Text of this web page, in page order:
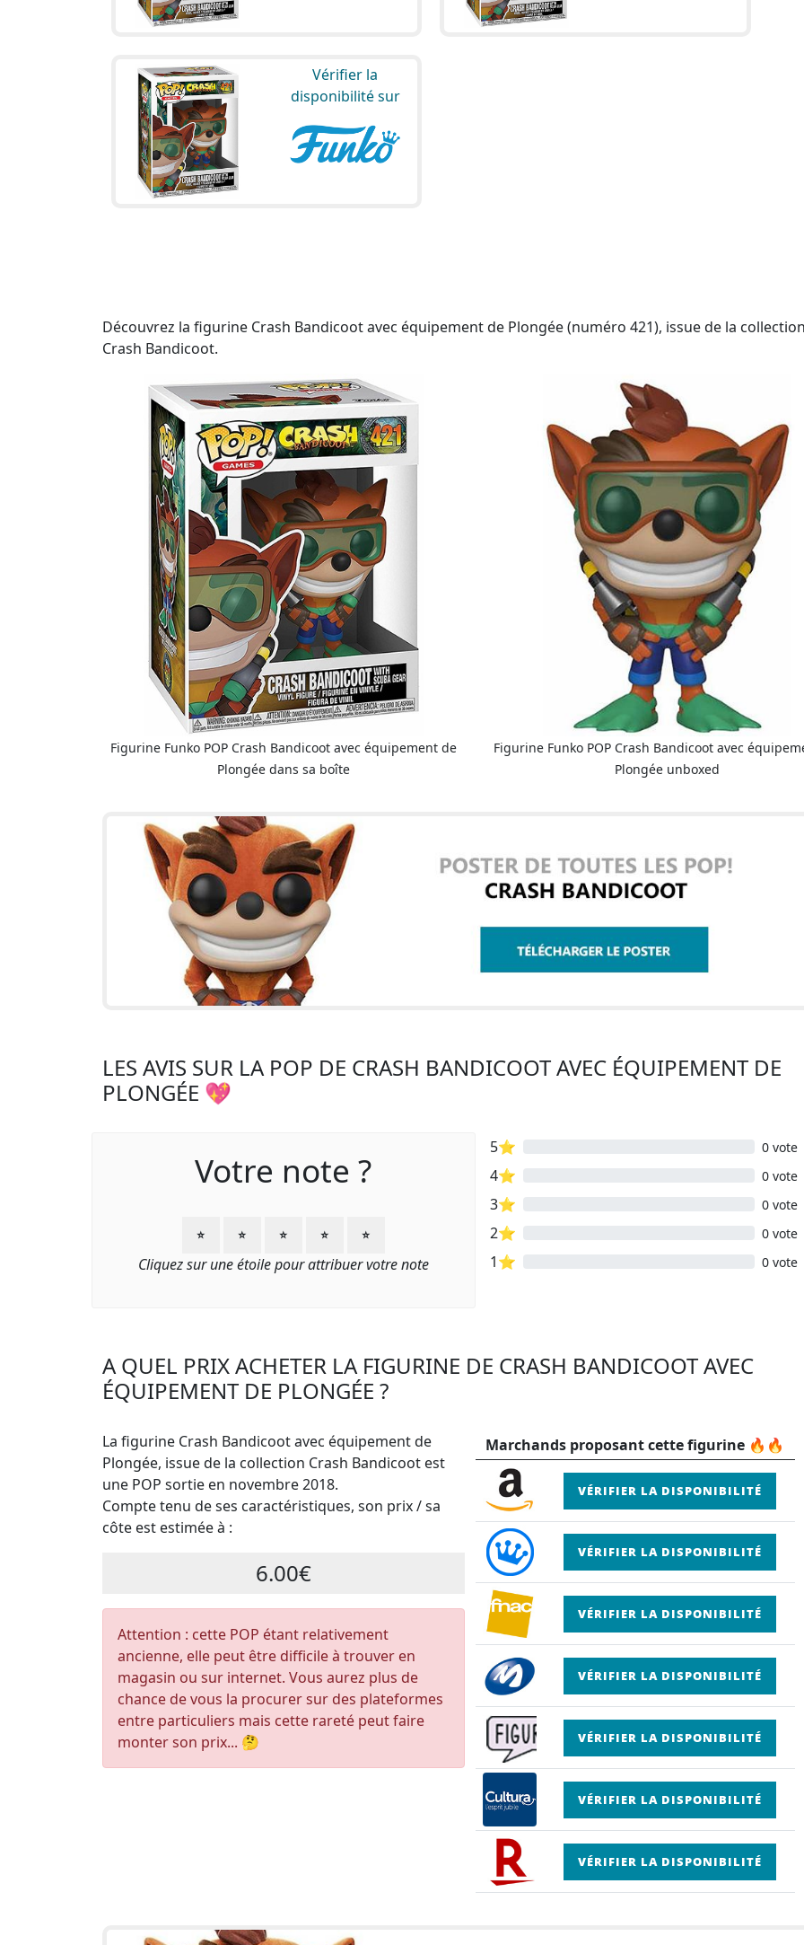
Vérifier la
disponibilité sur
Découvrez la figurine Crash Bandicoot avec équipement de Plongée (numéro 421), issue de la
Crash Bandicoot.
Figurine Funko POP Crash Bandicoot avec équipement de
Plongée dans sa boîte
Figurine Funko POP Crash Bandicoot avec
Plongée unboxed
LES AVIS SUR LA POP DE CRASH BANDICOOT AVEC ÉQUIPEMENT DE
PLONGÉE 💖
Votre note ?
⭐ ⭐ ⭐ ⭐ ⭐
Cliquez sur une étoile pour attribuer votre note
5⭐ 0 vote
4⭐ 0 vote
3⭐ 0 vote
2⭐ 0 vote
1⭐ 0 vote
A QUEL PRIX ACHETER LA FIGURINE DE CRASH BANDICOOT AVEC
ÉQUIPEMENT DE PLONGÉE ?
La figurine Crash Bandicoot avec équipement de
Plongée, issue de la collection Crash Bandicoot est
une POP sortie en novembre 2018.
Compte tenu de ses caractéristiques, son prix / sa
côte est estimée à :
6.00€
Attention : cette POP étant relativement
ancienne, elle peut être difficile à trouver en
magasin ou sur internet. Vous aurez plus de
chance de vous la procurer sur des plateformes
entre particuliers mais cette rareté peut faire
monter son prix... 🤔
Marchands proposant cette figurine 🔥🔥
VÉRIFIER LA DISPONIBILITÉ
VÉRIFIER LA DISPONIBILITÉ
VÉRIFIER LA DISPONIBILITÉ
VÉRIFIER LA DISPONIBILITÉ
VÉRIFIER LA DISPONIBILITÉ
VÉRIFIER LA DISPONIBILITÉ
VÉRIFIER LA DISPONIBILITÉ